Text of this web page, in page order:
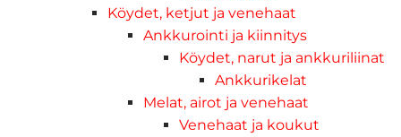
Köydet, ketjut ja venehaat
Ankkurointi ja kiinnitys
Köydet, narut ja ankkuriliinat
Ankkurikelat
Melat, airot ja venehaat
Venehaat ja koukut